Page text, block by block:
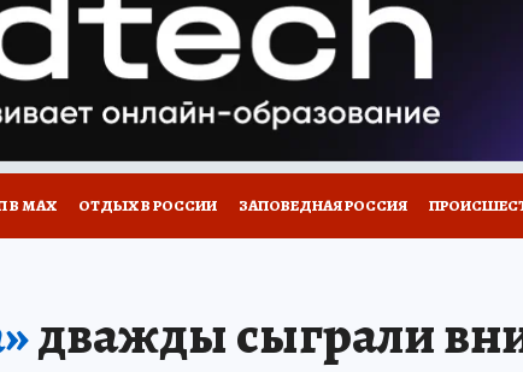
В МАХ ОТДЫХ В РОССИИ ЗАПОВЕДНАЯ РОССИЯ
дважды сыграли